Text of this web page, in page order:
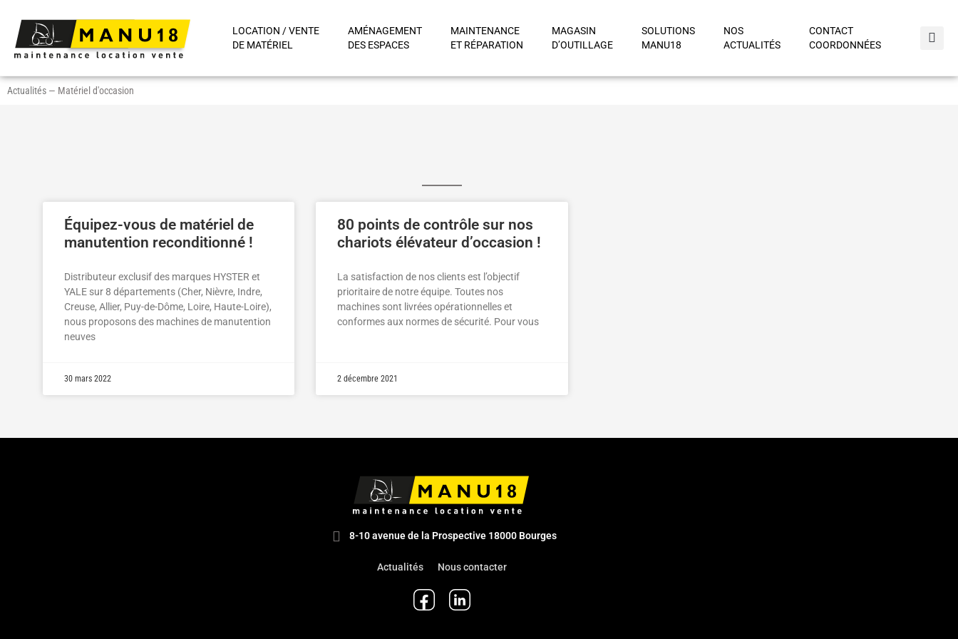
LOCATION / VENTE
DE MATÉRIEL
AMÉNAGEMENT
DES ESPACES
MAINTENANCE
ET RÉPARATION
MAGASIN
D’OUTILLAGE
SOLUTIONS
MANU18
NOS
ACTUALITÉS
CONTACT
COORDONNÉES
Actualités — Matériel d'occasion
Équipez-vous de matériel de
manutention reconditionné !
Distributeur exclusif des marques HYSTER et
YALE sur 8 départements (Cher, Nièvre, Indre,
Creuse, Allier, Puy-de-Dôme, Loire, Haute-Loire),
nous proposons des machines de manutention
neuves
30 mars 2022
80 points de contrôle sur nos
chariots élévateur d’occasion !
La satisfaction de nos clients est l’objectif
prioritaire de notre équipe. Toutes nos
machines sont livrées opérationnelles et
conformes aux normes de sécurité. Pour vous
2 décembre 2021
8-10 avenue de la Prospective 18000 Bourges
Actualités Nous contacter